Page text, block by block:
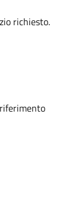
richiesto.